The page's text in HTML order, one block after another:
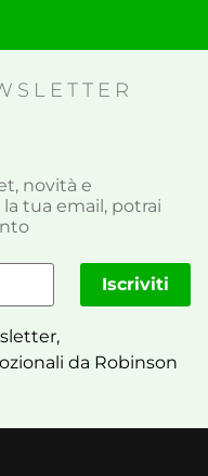
novità e
tua email, potrai
da Robinson
Iscriviti